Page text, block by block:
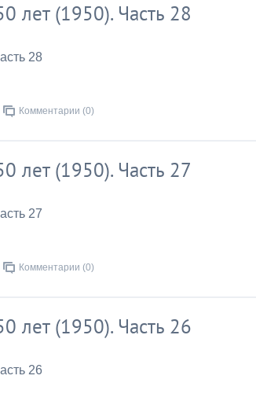
лет (1950). Часть 28
28
Комментарии (0)
лет (1950). Часть 27
27
Комментарии (0)
лет (1950). Часть 26
26